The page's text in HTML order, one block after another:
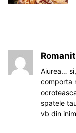
Aiurea…
comporta
spatele
vb din